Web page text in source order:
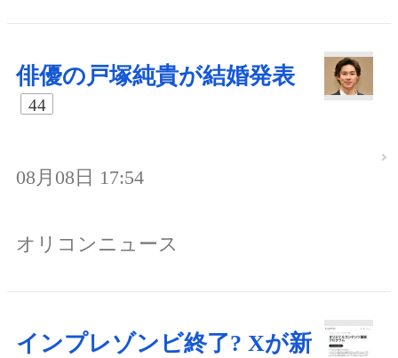
俳優の戸塚純貴が結婚発表
44
08月08日 17:54
オリコンニュース
インプレゾンビ終了? Xが新